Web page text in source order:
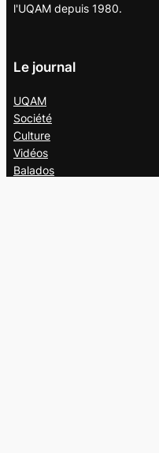
l'UQAM depuis 1980.
Le journal
UQAM
Société
Culture
Vidéos
Balados